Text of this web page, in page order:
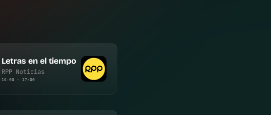
Letras en el tiempo
RPP Noticias
16:00 - 17:00